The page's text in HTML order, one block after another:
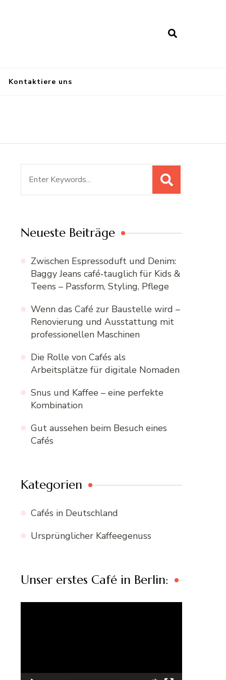
Kontaktiere uns
Neueste Beiträge
Zwischen Espressoduft und Denim:
Baggy Jeans café‑tauglich für Kids &
Teens – Passform, Styling, Pflege
Wenn das Café zur Baustelle wird –
Renovierung und Ausstattung mit
professionellen Maschinen
Die Rolle von Cafés als
Arbeitsplätze für digitale Nomaden
Snus und Kaffee – eine perfekte
Kombination
Gut aussehen beim Besuch eines
Cafés
Kategorien
Cafés in Deutschland
Ursprünglicher Kaffeegenuss
Unser erstes Café in Berlin: